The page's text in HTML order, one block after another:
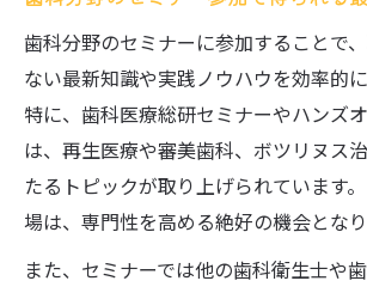
歯科分野のセミナーに参加することで
ない最新知識や実践ノウハウを効率的に
特に、歯科医療総研セミナーやハンズ
は、再生医療や審美歯科、ボツリヌス
たるトピックが取り上げられています
場は、専門性を高める絶好の機会となり
また、セミナーでは他の歯科衛生士や